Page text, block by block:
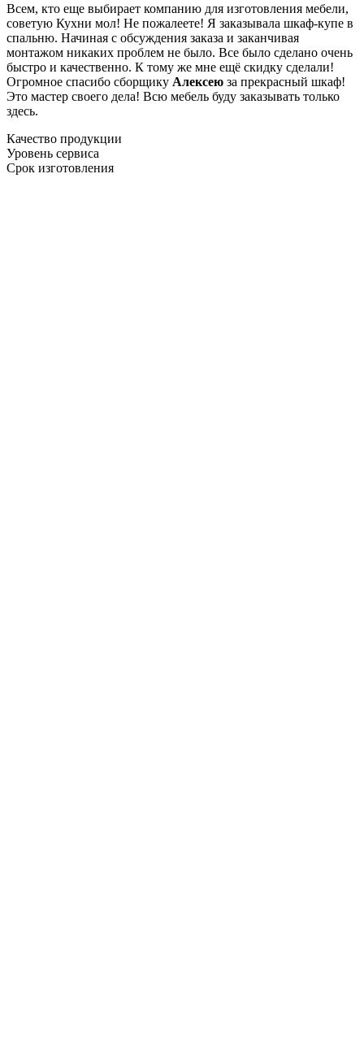
Всем, кто еще выбирает компанию для изготовления мебели,
советую Кухни мол! Не пожалеете! Я заказывала шкаф-купе в
спальню. Начиная с обсуждения заказа и заканчивая
монтажом никаких проблем не было. Все было сделано очень
быстро и качественно. К тому же мне ещё скидку сделали!
Огромное спасибо сборщику Алексею за прекрасный шкаф!
Это мастер своего дела! Всю мебель буду заказывать только
здесь.
Качество продукции
Уровень сервиса
Срок изготовления